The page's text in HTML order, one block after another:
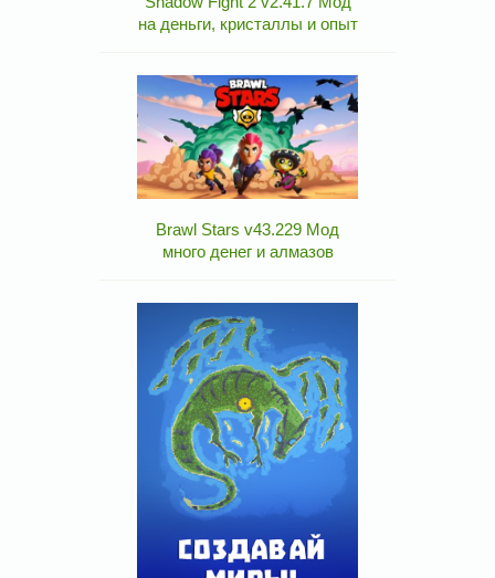
на деньги, кристаллы и опыт
Brawl Stars v43.229 Мод
много денег и алмазов